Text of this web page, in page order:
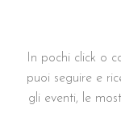
In pochi click o
puoi seguire e
gli eventi, le